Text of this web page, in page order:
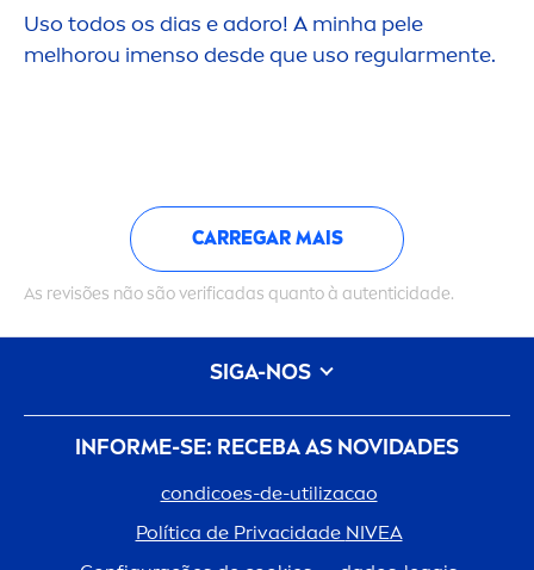
Uso todos os dias e adoro! A minha pele
melhorou imenso desde que uso regularmente.
CARREGAR MAIS
As revisões não são verificadas quanto à autenticidade.
INFORME-SE: RECEBA AS NOVIDADES
condicoes-de-utilizacao
Política de Privacidade NIVEA
SIGA-NOS